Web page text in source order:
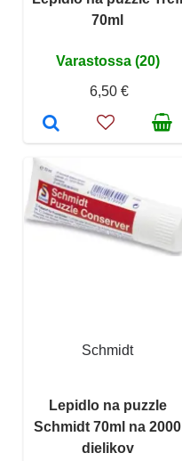
70ml
Varastossa (20)
6,50 €
Schmidt
Lepidlo na puzzle
Schmidt 70ml na 2000
dielikov